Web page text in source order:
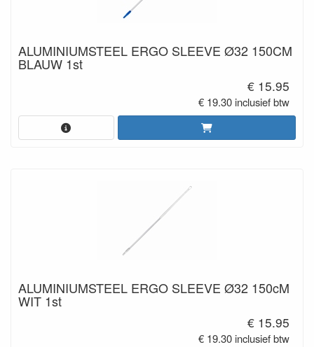
ALUMINIUMSTEEL ERGO SLEEVE Ø32 150CM
BLAUW 1st
€ 15.95
€ 19.30 inclusief btw
ALUMINIUMSTEEL ERGO SLEEVE Ø32 150cM
WIT 1st
€ 15.95
€ 19.30 inclusief btw